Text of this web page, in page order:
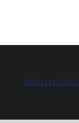
00201114323865